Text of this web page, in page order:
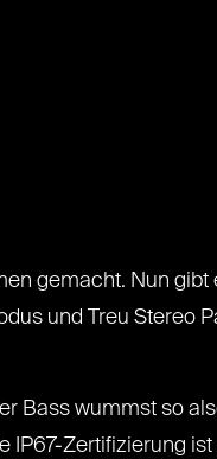
gemacht. Nun gibt
und Treu Stereo
Bass wummst so
IP67-Zertifizierung ist